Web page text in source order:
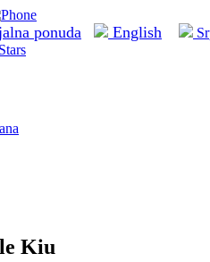
ponuda English
Kiu